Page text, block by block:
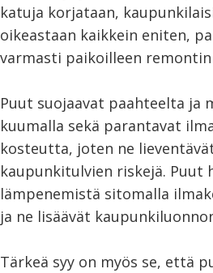
katuja korjataan,
oikeastaan kaikkein eniten,
varmasti paikoilleen remontin
Puut suojaavat paahteelta ja
kuumalla sekä parantavat
kosteutta, joten ne
kaupunkitulvien riskejä. Puut
lämpenemistä sitomalla
ja ne lisäävät
Tärkeä syy on myös se, että